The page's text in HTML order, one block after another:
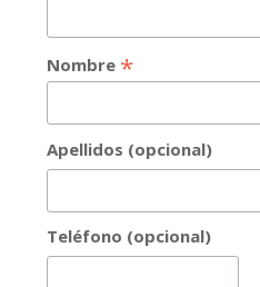
Nombre *
Apellidos (opcional)
Teléfono (opcional)